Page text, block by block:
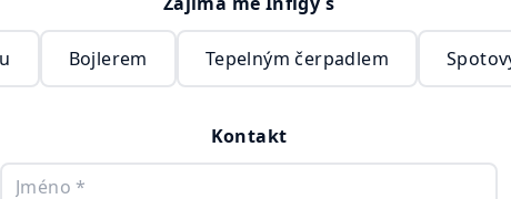
Bojlerem Tepelným čerpadlem
Kontakt